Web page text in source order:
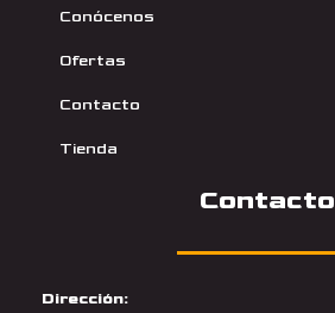
Conócenos
Ofertas
Contacto
Tienda
Contacto
Dirección: